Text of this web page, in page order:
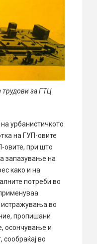
трудови за ГТЦ
урбанистичкото
на ГУП-овите
овите, при што
запазување на
како и на
потреби во
во
пропишани
осончување и
во